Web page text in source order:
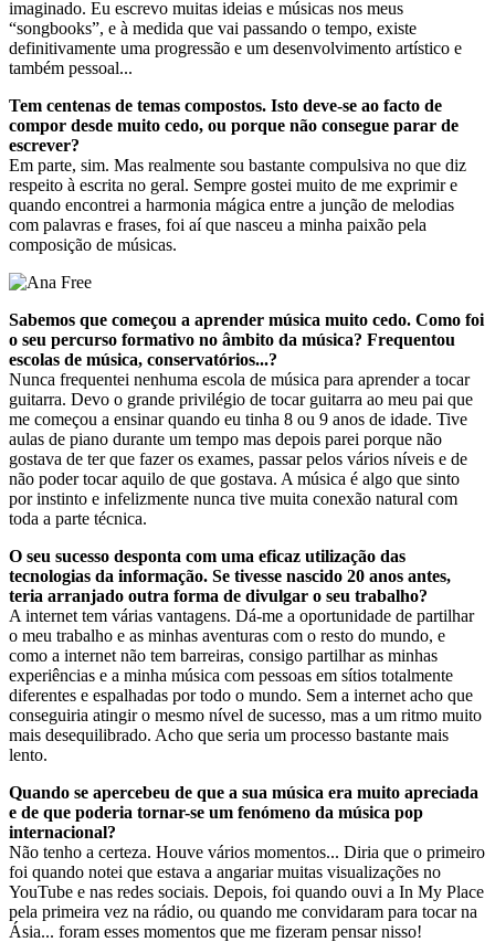
imaginado. Eu escrevo muitas ideias e músicas nos meus
“songbooks”, e à medida que vai passando o tempo, existe
definitivamente uma progressão e um desenvolvimento artístico e
também pessoal...
Tem centenas de temas compostos. Isto deve-se ao facto de
compor desde muito cedo, ou porque não consegue parar de
escrever?
Em parte, sim. Mas realmente sou bastante compulsiva no que diz
respeito à escrita no geral. Sempre gostei muito de me exprimir e
quando encontrei a harmonia mágica entre a junção de melodias
com palavras e frases, foi aí que nasceu a minha paixão pela
composição de músicas.
Sabemos que começou a aprender música muito cedo. Como foi
o seu percurso formativo no âmbito da música? Frequentou
escolas de música, conservatórios...?
Nunca frequentei nenhuma escola de música para aprender a tocar
guitarra. Devo o grande privilégio de tocar guitarra ao meu pai que
me começou a ensinar quando eu tinha 8 ou 9 anos de idade. Tive
aulas de piano durante um tempo mas depois parei porque não
gostava de ter que fazer os exames, passar pelos vários níveis e de
não poder tocar aquilo de que gostava. A música é algo que sinto
por instinto e infelizmente nunca tive muita conexão natural com
toda a parte técnica.
O seu sucesso desponta com uma eficaz utilização das
tecnologias da informação. Se tivesse nascido 20 anos antes,
teria arranjado outra forma de divulgar o seu trabalho?
A internet tem várias vantagens. Dá-me a oportunidade de partilhar
o meu trabalho e as minhas aventuras com o resto do mundo, e
como a internet não tem barreiras, consigo partilhar as minhas
experiências e a minha música com pessoas em sítios totalmente
diferentes e espalhadas por todo o mundo. Sem a internet acho que
conseguiria atingir o mesmo nível de sucesso, mas a um ritmo muito
mais desequilibrado. Acho que seria um processo bastante mais
lento.
Quando se apercebeu de que a sua música era muito apreciada
e de que poderia tornar-se um fenómeno da música pop
internacional?
Não tenho a certeza. Houve vários momentos... Diria que o primeiro
foi quando notei que estava a angariar muitas visualizações no
YouTube e nas redes sociais. Depois, foi quando ouvi a In My Place
pela primeira vez na rádio, ou quando me convidaram para tocar na
Ásia... foram esses momentos que me fizeram pensar nisso!